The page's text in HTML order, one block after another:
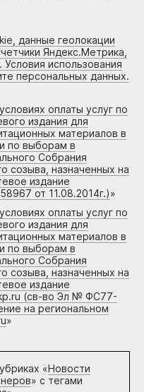
данные геолокации
Яндекс.Метрика,
использования
персональных данных.
оплаты услуг по
издания для
материалов в
по выборам в
Собрания
созыва, назначенных на
издание
от 11.08.2014г.)»
оплаты услуг по
издания для
материалов в
по выборам в
Собрания
созыва, назначенных на
издание
(св-во Эл № ФС77-
на региональном
»
«Новости
» с тегами